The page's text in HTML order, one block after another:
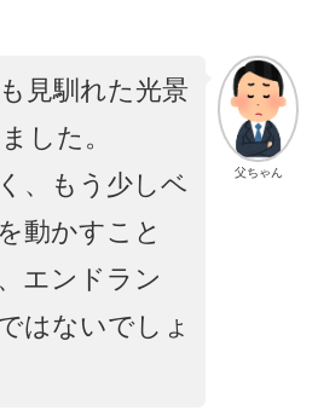
父ちゃん
見馴れた光景
した。
、もう少しベ
動かすこと
エンドラン
はないでしょ